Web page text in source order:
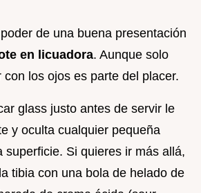
de una buena presentación
en licuadora. Aunque solo
los ojos es parte del placer.
glass justo antes de servir le
y oculta cualquier pequeña
superficie. Si quieres ir más allá,
tibia con una bola de helado de